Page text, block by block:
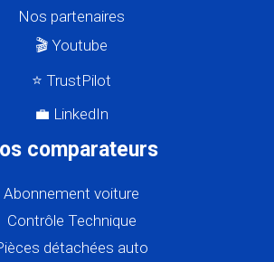
Nos partenaires
🎬 Youtube
⭐ TrustPilot
💼 LinkedIn
comparateurs
Abonnement voiture
Contrôle Technique
détachées auto